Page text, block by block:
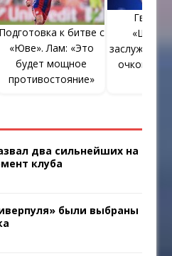
Подготовка к битве с
«Юве». Лам: «Это
будет мощное
противостояние»
очков,
два сильнейших на
клуба
были выбраны